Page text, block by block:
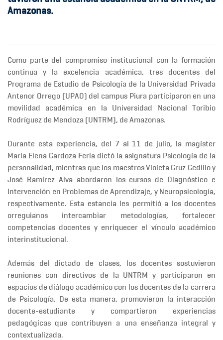
Amazonas.
Como parte del compromiso institucional con la formación
continua y la excelencia académica, tres docentes del
Programa de Estudio de Psicología de la Universidad Privada
Antenor Orrego (UPAO) del campus Piura participaron en una
movilidad académica en la Universidad Nacional Toribio
Rodríguez de Mendoza (UNTRM), de Amazonas.
Durante esta experiencia, del 7 al 11 de julio, la magíster
María Elena Cardoza Feria dictó la asignatura Psicología de la
personalidad, mientras que los maestros Violeta Cruz Cedilloy
José Ramírez Alva abordaron los cursos de Diagnóstico e
Intervención en Problemas de Aprendizaje, y Neuropsicología,
respectivamente. Esta estancia les permitió a los docentes
orreguianos intercambiar metodologías, fortalecer
competencias docentes y enriquecer el vínculo académico
interinstitucional.
Además del dictado de clases, los docentes sostuvieron
reuniones con directivosde la UNTRM y participaron en
espacios de diálogo académicocon los docentes de la carrera
de Psicología. De esta manera, promovieron la interacción
docente-estudiante y compartieron experiencias
pedagógicas que contribuyen a una enseñanza integral y
contextualizada.